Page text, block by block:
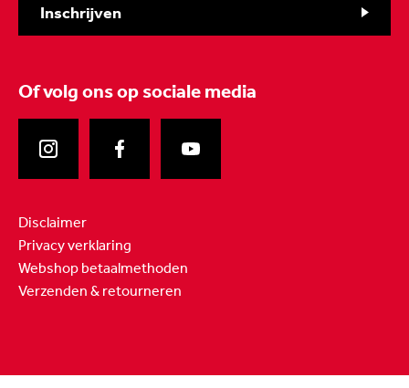
Inschrijven
Of volg onsop sociale media
Disclaimer
Privacy verklaring
Webshop betaalmethoden
Verzenden & retourneren